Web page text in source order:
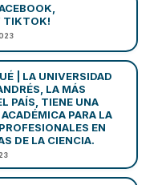
TIKTOK!
| LA UNIVERSIDAD
LA MÁS
PAÍS, TIENE UNA
PARA LA
EN
DE LA CIENCIA.